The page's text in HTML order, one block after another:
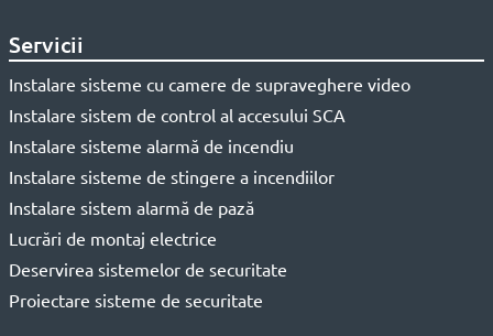
Servicii
Instalare sisteme cu camere de supraveghere video
Instalare sistem de control al accesului SCA
Instalare sisteme alarmă de incendiu
Instalare sisteme de stingere a incendiilor
Instalare sistem alarmă de pază
Lucrări de montaj electrice
Deservirea sistemelor de securitate
Proiectare sisteme de securitate